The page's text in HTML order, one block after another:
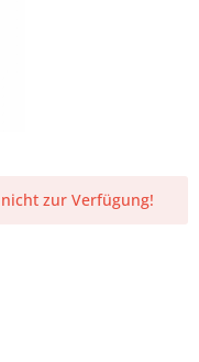
zur Verfügung!